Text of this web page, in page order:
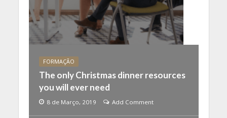
FORMAÇÃO
The only Christmas dinner resources
you will ever need
8 de Março, 2019 Add Comment